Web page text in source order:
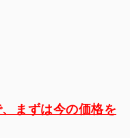
まずは今の価格を